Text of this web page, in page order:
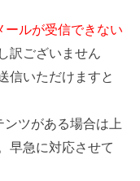
ルが受信できない
訳ございません
信いただけますと
ツがある場合は上
早急に対応させて